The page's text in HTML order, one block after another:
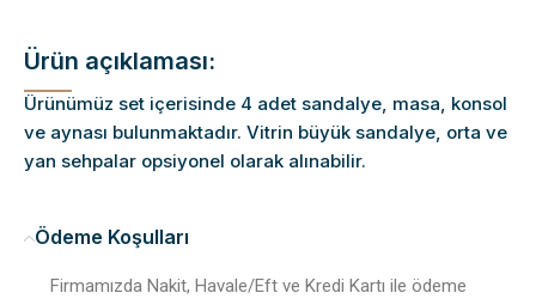
Ürün açıklaması:
Ürünümüz set içerisinde 4 adet sandalye, masa, konsol
ve aynası bulunmaktadır. Vitrin büyük sandalye, orta ve
yan sehpalar opsiyonel olarak alınabilir.
Ödeme Koşulları
Firmamızda Nakit, Havale/Eft ve Kredi Kartı ile ödeme